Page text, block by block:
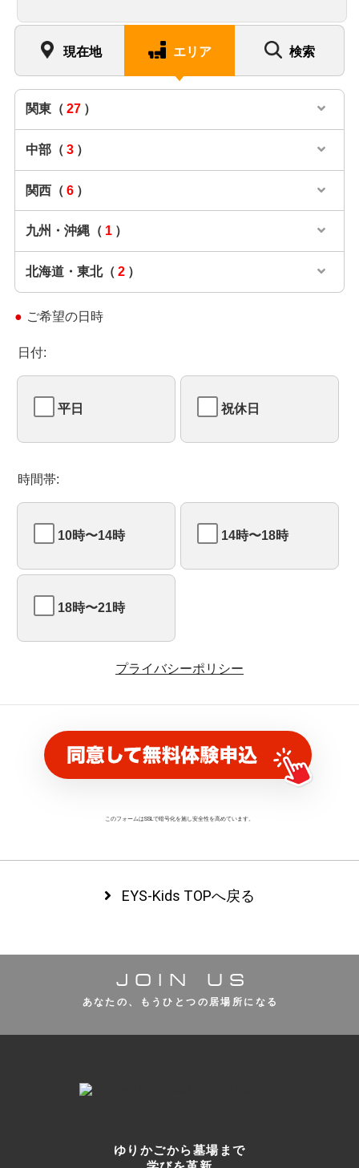
現在地 エリア 検索
関東（ 27 ）
中部（ 3 ）
関西（ 6 ）
九州・沖縄（ 1 ）
北海道・東北（ 2 ）
ご希望の日時
日付:
平日 祝休日
時間帯:
10時〜14時 14時〜18時
18時〜21時
プライバシーポリシー
このフォームはSSLで暗号化を施し安全性を高めています。
EYS-Kids TOPへ戻る